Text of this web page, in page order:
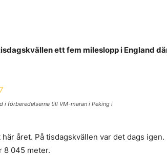
ett fem mileslopp i England
i förberedelserna till VM-maran i Peking i
året. På tisdagskvällen var det dags igen.
8 045 meter.